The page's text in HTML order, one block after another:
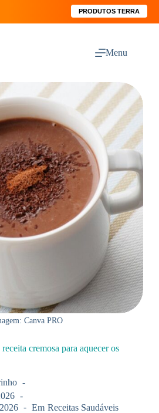
PRODUTOS TERRA
Menu
Canva PRO
cremosa para aquecer os
Em Receitas Saudáveis